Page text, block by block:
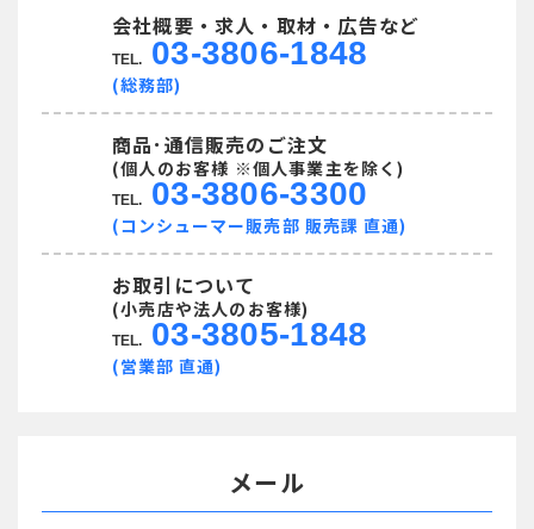
会社概要・求人・取材・広告など
TEL. 03-3806-1848
(総務部)
商品･通信販売のご注文
(個人のお客様 ※個人事業主を除く)
TEL. 03-3806-3300
(コンシューマー販売部 販売課 直通)
お取引について
(小売店や法人のお客様)
TEL. 03-3805-1848
(営業部 直通)
メール